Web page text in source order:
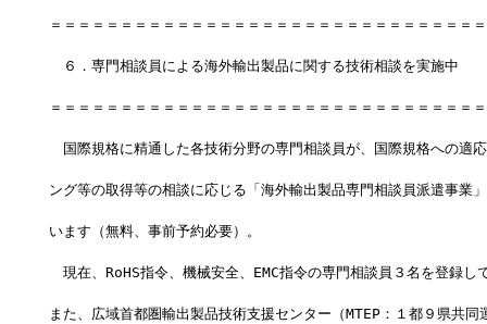
＝＝＝＝＝＝＝＝＝＝＝＝＝＝＝＝＝＝＝＝＝＝＝＝＝＝＝＝＝＝
６．専門相談員による海外輸出製品に関する技術相談を実施中
＝＝＝＝＝＝＝＝＝＝＝＝＝＝＝＝＝＝＝＝＝＝＝＝＝＝＝＝＝＝
国際規格に精通した各技術分野の専門相談員が、国際規格への適
ング等の取得等の相談に応じる「海外輸出製品専門相談員派遣事業
います（無料、事前予約必要）。
現在、RoHS指令、機械安全、EMC指令の専門相談員３名を登録し
また、広域首都圏輸出製品技術支援センター（MTEP：１都９県共同